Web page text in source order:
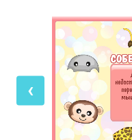
очень ловкие и
могут забраться на
жирафов самая
несмотря на свои
бегают и даже
посмотреть на этих
Тогда собери 3
‹